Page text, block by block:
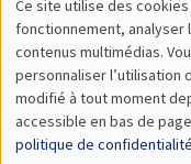
Offres d'emploi
Mentions légales
Intranet